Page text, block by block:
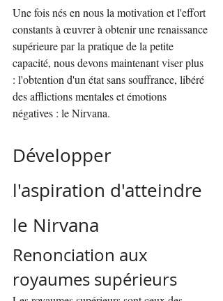
Une fois nés en nous la motivation et l'effort
constants à œuvrer à obtenir une renaissance
supérieure par la pratique de la petite
capacité, nous devons maintenant viser plus
: l'obtention d'un état sans souffrance, libéré
des afflictions mentales et émotions
négatives : le Nirvana.
Développer
l'aspiration d'atteindre
le Nirvana
Renonciation aux
royaumes supérieurs